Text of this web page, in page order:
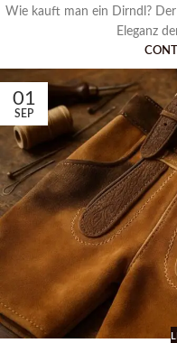
Wie kauft man ein Dirndl?
Eleganz
01
SEP